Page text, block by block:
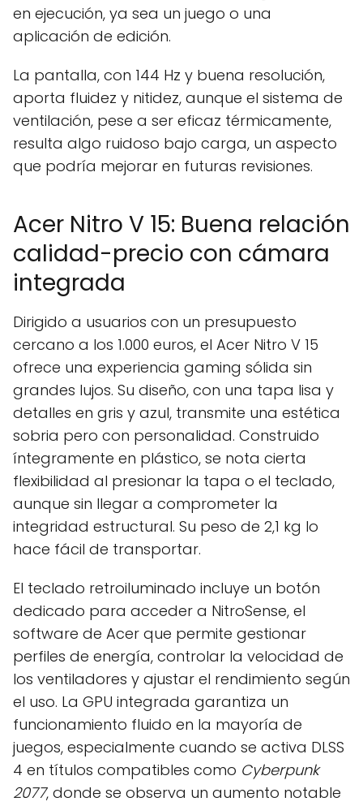
en ejecución, ya sea un juego o una
aplicación de edición.
La pantalla, con 144 Hz y buena resolución,
aporta fluidez y nitidez, aunque el sistema de
ventilación, pese a ser eficaz térmicamente,
resulta algo ruidoso bajo carga, un aspecto
que podría mejorar en futuras revisiones.
Acer Nitro V 15: Buena relación
calidad-precio con cámara
integrada
Dirigido a usuarios con un presupuesto
cercano a los 1.000 euros, el Acer Nitro V 15
ofrece una experiencia gaming sólida sin
grandes lujos. Su diseño, con una tapa lisa y
detalles en gris y azul, transmite una estética
sobria pero con personalidad. Construido
íntegramente en plástico, se nota cierta
flexibilidad al presionar la tapa o el teclado,
aunque sin llegar a comprometer la
integridad estructural. Su peso de 2,1 kg lo
hace fácil de transportar.
El teclado retroiluminado incluye un botón
dedicado para acceder a NitroSense, el
software de Acer que permite gestionar
perfiles de energía, controlar la velocidad de
los ventiladores y ajustar el rendimiento según
el uso. La GPU integrada garantiza un
funcionamiento fluido en la mayoría de
juegos, especialmente cuando se activa DLSS
4 en títulos compatibles como Cyberpunk
2077, donde se observa un aumento notable